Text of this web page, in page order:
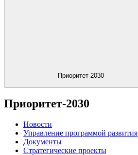
Приоритет-2030
Приоритет-2030
Новости
Управление программой развития
Документы
Стратегические проекты